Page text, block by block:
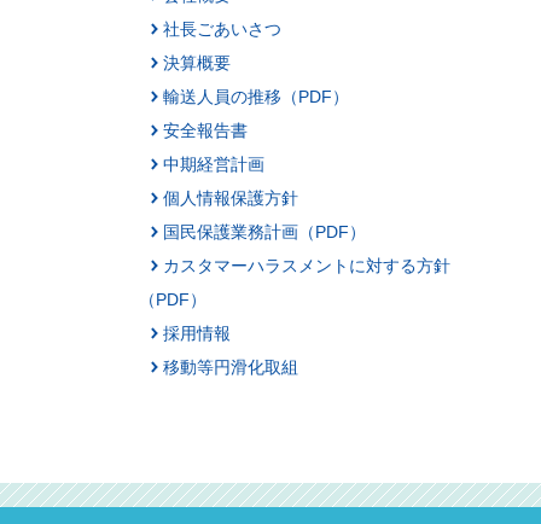
社長ごあいさつ
決算概要
輸送人員の推移（PDF）
安全報告書
中期経営計画
個人情報保護方針
国民保護業務計画（PDF）
カスタマーハラスメントに対する方針
（PDF）
採用情報
移動等円滑化取組